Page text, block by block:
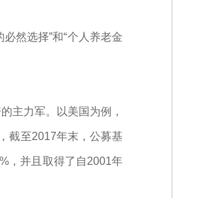
然选择”和“个人养老金
主力军。以美国为例，
截至2017年末，公募基
，并且取得了自2001年